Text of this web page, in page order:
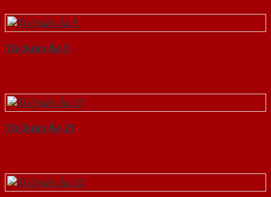
Tủ Quần Áo 5
Tủ Quần Áo 21